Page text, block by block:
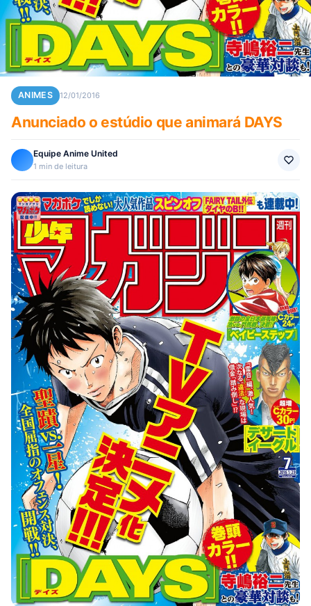
ANIMES 12/01/2016
Anunciado o estúdio que animará DAYS
Equipe Anime United
1 min de leitura